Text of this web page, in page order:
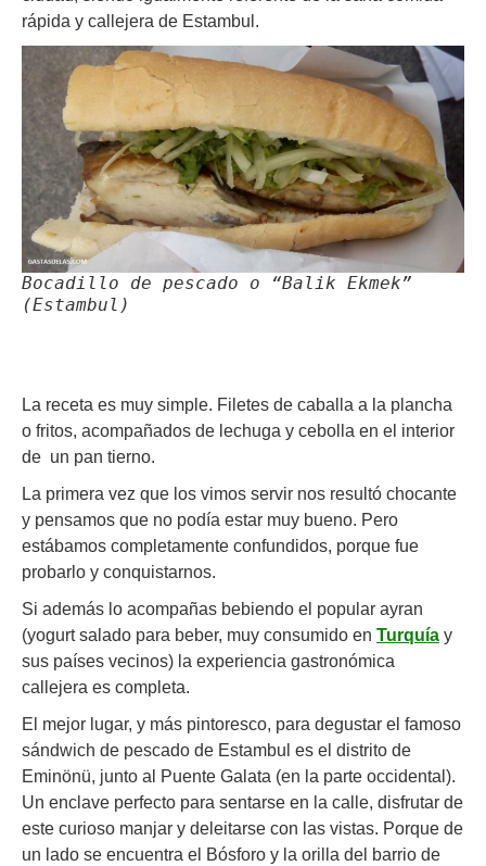
rápida y callejera de Estambul.
Bocadillo de pescado o “Balik Ekmek”
(Estambul)
La receta es muy simple. Filetes de caballa a la plancha
o fritos, acompañados de lechuga y cebolla en el interior
de un pan tierno.
La primera vez que los vimos servir nos resultó chocante
y pensamos que no podía estar muy bueno. Pero
estábamos completamente confundidos, porque fue
probarlo y conquistarnos.
Si además lo acompañas bebiendo el popular ayran
(yogurt salado para beber, muy consumido en Turquía y
sus países vecinos) la experiencia gastronómica
callejera es completa.
El mejor lugar, y más pintoresco, para degustar el famoso
sándwich de pescado de Estambul es el distrito de
Eminönü, junto al Puente Galata (en la parte occidental).
Un enclave perfecto para sentarse en la calle, disfrutar de
este curioso manjar y deleitarse con las vistas. Porque de
un lado se encuentra el Bósforo y la orilla del barrio de